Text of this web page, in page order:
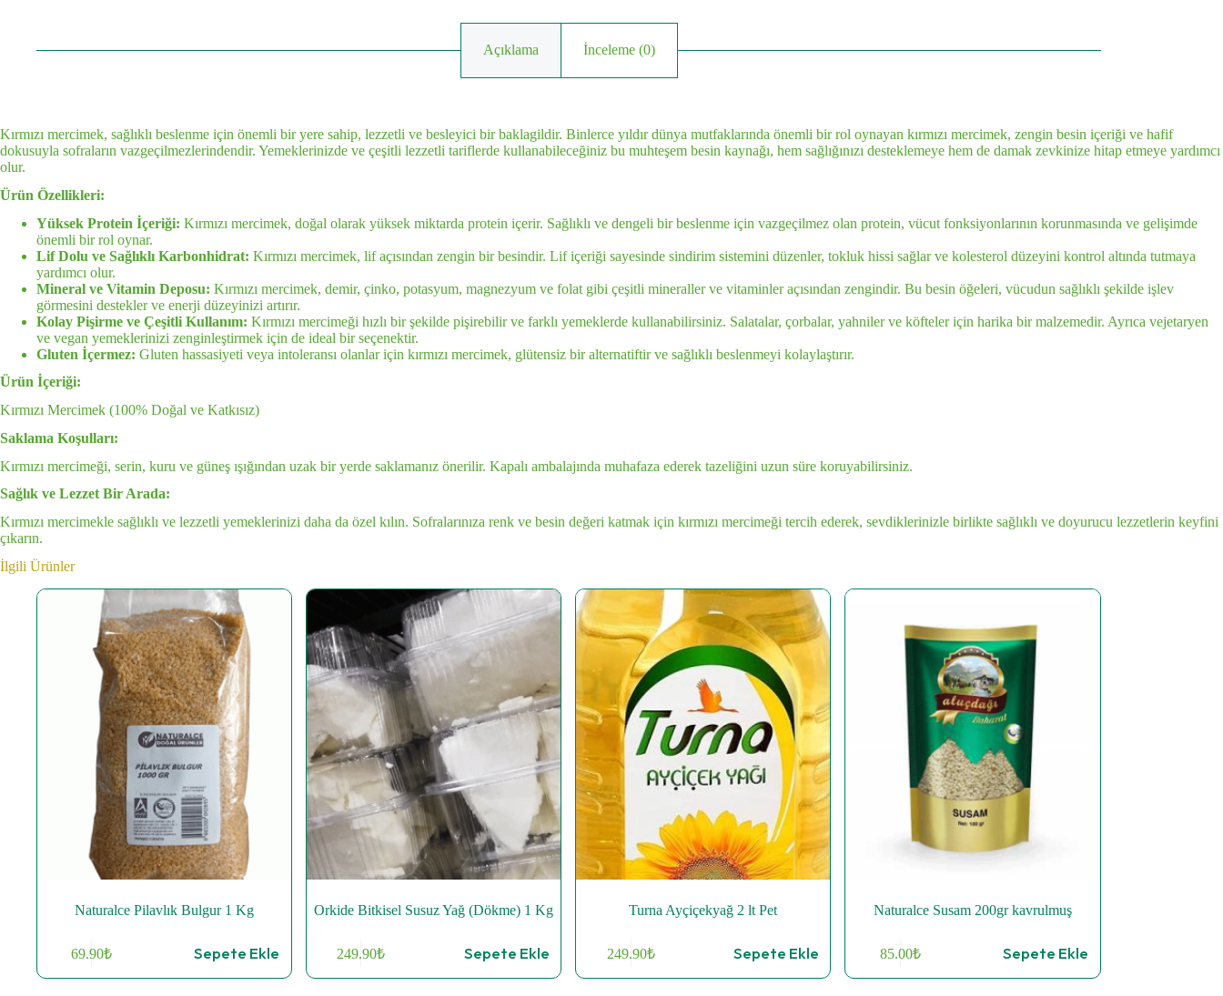
Açıklama İnceleme (0)
Kırmızı mercimek, sağlıklı beslenme için önemli bir yere sahip, lezzetli ve besleyici bir baklagildir. Binlerce yıldır dünya mutfaklarında önemli bir rol oynayan kırmızı mercimek, zengin besin içeriği ve hafif
dokusuyla sofraların vazgeçilmezlerindendir. Yemeklerinizde ve çeşitli lezzetli tariflerde kullanabileceğiniz bu muhteşem besin kaynağı, hem sağlığınızı desteklemeye hem de damak zevkinize hitap etmeye yardımcı
olur.
Ürün Özellikleri:
Yüksek Protein İçeriği: Kırmızı mercimek, doğal olarak yüksek miktarda protein içerir. Sağlıklı ve dengeli bir beslenme için vazgeçilmez olan protein, vücut fonksiyonlarının korunmasında ve gelişimde
önemli bir rol oynar.
Lif Dolu ve Sağlıklı Karbonhidrat: Kırmızı mercimek, lif açısından zengin bir besindir. Lif içeriği sayesinde sindirim sistemini düzenler, tokluk hissi sağlar ve kolesterol düzeyini kontrol altında tutmaya
yardımcı olur.
Mineral ve Vitamin Deposu: Kırmızı mercimek, demir, çinko, potasyum, magnezyum ve folat gibi çeşitli mineraller ve vitaminler açısından zengindir. Bu besin öğeleri, vücudun sağlıklı şekilde işlev
görmesini destekler ve enerji düzeyinizi artırır.
Kolay Pişirme ve Çeşitli Kullanım: Kırmızı mercimeği hızlı bir şekilde pişirebilir ve farklı yemeklerde kullanabilirsiniz. Salatalar, çorbalar, yahniler ve köfteler için harika bir malzemedir. Ayrıca vejetaryen
ve vegan yemeklerinizi zenginleştirmek için de ideal bir seçenektir.
Gluten İçermez: Gluten hassasiyeti veya intoleransı olanlar için kırmızı mercimek, glütensiz bir alternatiftir ve sağlıklı beslenmeyi kolaylaştırır.
Ürün İçeriği:
Kırmızı Mercimek (100% Doğal ve Katkısız)
Saklama Koşulları:
Kırmızı mercimeği, serin, kuru ve güneş ışığından uzak bir yerde saklamanız önerilir. Kapalı ambalajında muhafaza ederek tazeliğini uzun süre koruyabilirsiniz.
Sağlık ve Lezzet Bir Arada:
Kırmızı mercimekle sağlıklı ve lezzetli yemeklerinizi daha da özel kılın. Sofralarınıza renk ve besin değeri katmak için kırmızı mercimeği tercih ederek, sevdiklerinizle birlikte sağlıklı ve doyurucu lezzetlerin keyfini
çıkarın.
İlgili Ürünler
Naturalce Pilavlık Bulgur 1 Kg
69.90₺ Sepete Ekle
Orkide Bitkisel Susuz Yağ (Dökme) 1 Kg
249.90₺ Sepete Ekle
Turna Ayçiçekyağ 2 lt Pet
249.90₺ Sepete Ekle
Naturalce Susam 200gr kavrulmuş
85.00₺ Sepete Ekle